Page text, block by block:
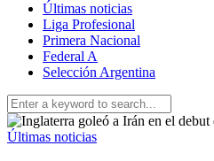
Últimas noticias
Liga Profesional
Primera Nacional
Federal A
Selección Argentina
Últimas noticias